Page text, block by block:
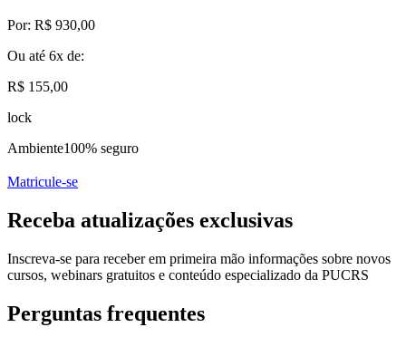
Por: R$ 930,00
Ou até 6x de:
R$ 155,00
lock
Ambiente100% seguro
Matricule-se
Receba atualizações exclusivas
Inscreva-se para receber em primeira mão informações sobre novos
cursos, webinars gratuitos e conteúdo especializado da PUCRS
Perguntas frequentes